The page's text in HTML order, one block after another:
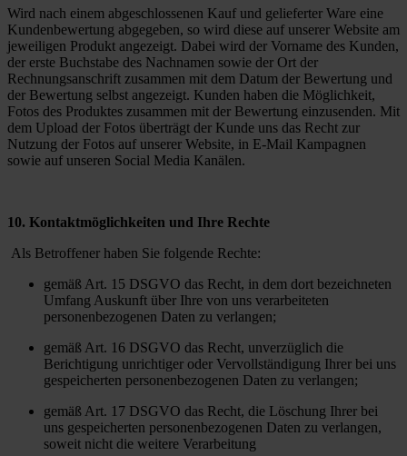
Wird nach einem abgeschlossenen Kauf und gelieferter Ware eine
Kundenbewertung abgegeben, so wird diese auf unserer Website am
jeweiligen Produkt angezeigt. Dabei wird der Vorname des Kunden,
der erste Buchstabe des Nachnamen sowie der Ort der
Rechnungsanschrift zusammen mit dem Datum der Bewertung und
der Bewertung selbst angezeigt. Kunden haben die Möglichkeit,
Fotos des Produktes zusammen mit der Bewertung einzusenden. Mit
dem Upload der Fotos überträgt der Kunde uns das Recht zur
Nutzung der Fotos auf unserer Website, in E-Mail Kampagnen
sowie auf unseren Social Media Kanälen.
10. Kontaktmöglichkeiten und Ihre Rechte
Als Betroffener haben Sie folgende Rechte:
gemäß Art. 15 DSGVO das Recht, in dem dort bezeichneten
Umfang Auskunft über Ihre von uns verarbeiteten
personenbezogenen Daten zu verlangen;
gemäß Art. 16 DSGVO das Recht, unverzüglich die
Berichtigung unrichtiger oder Vervollständigung Ihrer bei uns
gespeicherten personenbezogenen Daten zu verlangen;
gemäß Art. 17 DSGVO das Recht, die Löschung Ihrer bei
uns gespeicherten personenbezogenen Daten zu verlangen,
soweit nicht die weitere Verarbeitung